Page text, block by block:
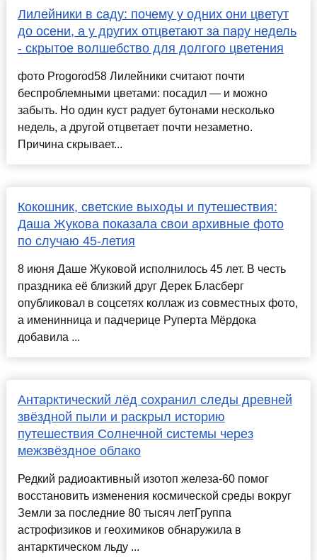
Лилейники в саду: почему у одних они цветут
до осени, а у других отцветают за пару недель
- скрытое волшебство для долгого цветения
фото Progorod58 Лилейники считают почти
беспроблемными цветами: посадил — и можно
забыть. Но один куст радует бутонами несколько
недель, а другой отцветает почти незаметно.
Причина скрывает...
Кокошник, светские выходы и путешествия:
Даша Жукова показала свои архивные фото
по случаю 45-летия
8 июня Даше Жуковой исполнилось 45 лет. В честь
праздника её близкий друг Дерек Бласберг
опубликовал в соцсетях коллаж из совместных фото,
а именинница и падчерице Руперта Мёрдока
добавила ...
Антарктический лёд сохранил следы древней
звёздной пыли и раскрыл историю
путешествия Солнечной системы через
межзвёздное облако
Редкий радиоактивный изотоп железа-60 помог
восстановить изменения космической среды вокруг
Земли за последние 80 тысяч летГруппа
астрофизиков и геохимиков обнаружила в
антарктическом льду ...